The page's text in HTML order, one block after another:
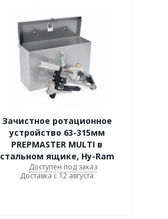
Зачистное ротационное
устройство 63-315мм
PREPMASTER MULTI в
стальном ящике, Hy-Ram
Доступен под заказ
Доставка с 12 августа